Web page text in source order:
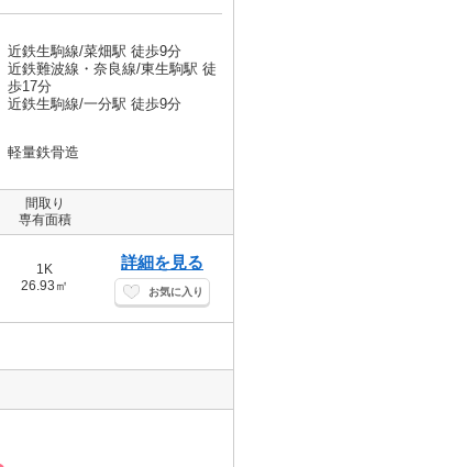
近鉄生駒線/菜畑駅 徒歩9分
近鉄難波線・奈良線/東生駒駅 徒
歩17分
近鉄生駒線/一分駅 徒歩9分
軽量鉄骨造
間取り
専有面積
1K
26.93㎡
詳細を見る
お気に入り